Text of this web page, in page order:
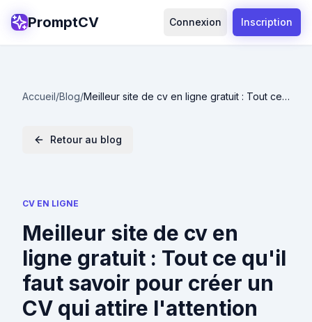
PromptCV Connexion Inscription
Accueil/Blog/Meilleur site de cv en ligne gratuit : Tout ce
Retour au blog
CV EN LIGNE
Meilleur site de cv en
ligne gratuit : Tout ce qu'il
faut savoir pour créer un
CV qui attire l'attention